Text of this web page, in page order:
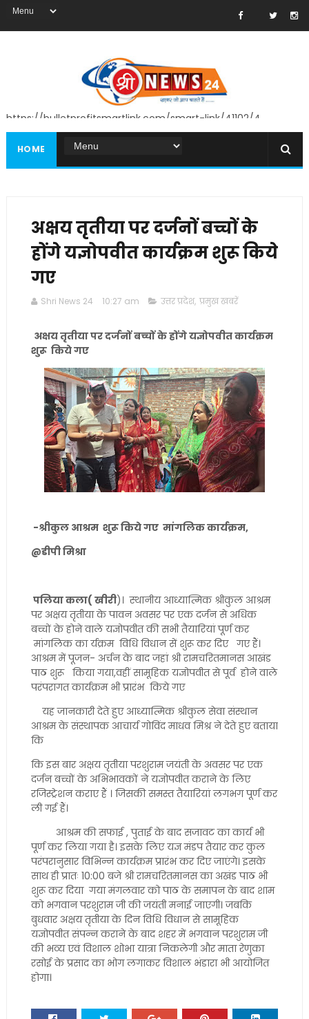
https://bulletprofitsmartlink.com/smart-link/41102/4
HOME
अक्षय तृतीया पर दर्जनों बच्चों के
होंगे यज्ञोपवीत कार्यक्रम शुरू किये
गए
Shri News 24 10:27 am उत्तर प्रदेश, प्रमुख खबरें
अक्षय तृतीया पर दर्जनों बच्चों के होंगे यज्ञोपवीत कार्यक्रम
शुरू किये गए
-श्रीकुल आश्रम शुरू किये गए मांगलिक कार्यक्रम,
@डीपी मिश्रा
पलिया कला( खीरी)। स्थानीय आध्यात्मिक श्रीकुल आश्रम
पर अक्षय तृतीया के पावन अवसर पर एक दर्जन से अधिक
बच्चों के होने वाले यज्ञोपवीत की सभी तैयारियां पूर्ण कर
मांगलिक का र्यक्रम विधि विधान सें शुरू कर दिए गए हैं।
आश्रम में पूजन- अर्चन के बाद जहां श्री रामचरितमानस आखंड
पाठ शुरू किया गया,वहीं सामूहिक यज्ञोपवीत से पूर्व होने वाले
परंपरागत कार्यक्रम भी प्रारंभ किये गए
यह जानकारी देते हुए आध्यात्मिक श्रीकुल सेवा संस्थान
आश्रम के संस्थापक आचार्य गोविंद माधव मिश्र ने देते हुए बताया
कि
कि इस बार अक्षय तृतीया परशुराम जयंती के अवसर पर एक
दर्जन बच्चों के अभिभावकों ने यज्ञोपवीत कराने के लिए
रजिस्ट्रेशन कराए हैं । जिसकी समस्त तैयारियां लगभग पूर्ण कर
ली गई हैं।
आश्रम की सफाई , पुताई के बाद सजावट का कार्य भी
पूर्ण कर लिया गया है। इसके लिए यज्ञ मंडप तैयार कर कुल
परंपरानुसार विभिन्न कार्यक्रम प्रारंभ कर दिए जाएंगे। इसके
साथ ही प्रातः 10:00 बजे श्री रामचरितमानस का अखंड पाठ भी
शुरू कर दिया गया मंगलवार को पाठ के समापन के बाद शाम
को भगवान परशुराम जी की जयंती मनाई जाएगी। जबकि
बुधवार अक्षय तृतीया के दिन विधि विधान से सामूहिक
यज्ञोपवीत संपन्न कराने के बाद शहर में भगवान परशुराम जी
की भव्य एवं विशाल शोभा यात्रा निकलेगी और माता रेणुका
रसोई के प्रसाद का भोग लगाकर विशाल भंडारा भी आयोजित
होगा।